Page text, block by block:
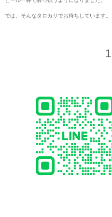
では、そんなタロカリでお待ちしています。
1